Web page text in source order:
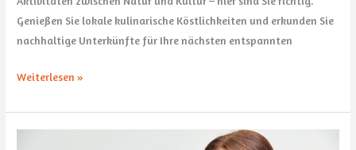
Genießen Sie lokale kulinarische Köstlichkeiten und erkunden Sie
nachhaltige Unterkünfte für Ihre nächsten entspannten
Weiterlesen »